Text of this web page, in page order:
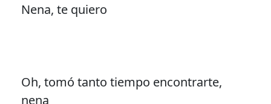
Nena, te quiero
Oh, tomó tanto tiempo encontrarte,
nena